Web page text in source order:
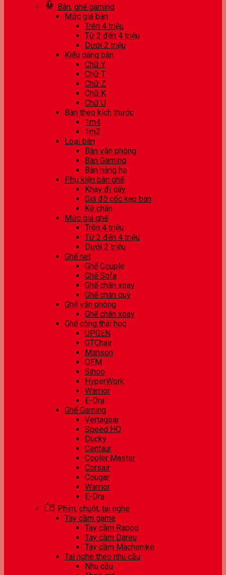
Bàn, ghế gaming
Mức giá bàn
Trên 4 triệu
Từ 2 đến 4 triệu
Dưới 2 triệu
Kiểu dáng bàn
Chữ Y
Chữ T
Chữ Z
Chữ K
Chữ U
Bàn theo kích thước
1m4
1m2
Loại bàn
Bàn văn phòng
Bàn Gaming
Bàn nâng hạ
Phụ kiện bàn ghế
Khay đi dây
Giá đỡ cốc kẹp bàn
Kê chân
Mức giá ghế
Trên 4 triệu
Từ 2 đến 4 triệu
Dưới 2 triệu
Ghế net
Ghế Couple
Ghế Sofa
Ghế chân xoay
Ghế chân quỳ
Ghế văn phòng
Ghế chân xoay
Ghế công thái học
UPGEN
GTChair
Manson
OEM
Sihoo
HyperWork
Warrior
E-Dra
Ghế Gaming
Vertagear
Speed HQ
Ducky
Centaur
Cooler Master
Corsair
Cougar
Warrior
E-Dra
Phím, chuột, tai nghe
Tay cầm game
Tay cầm Rapoo
Tay cầm Dareu
Tay cầm Machenike
Tai nghe theo nhu cầu
Nhu cầu